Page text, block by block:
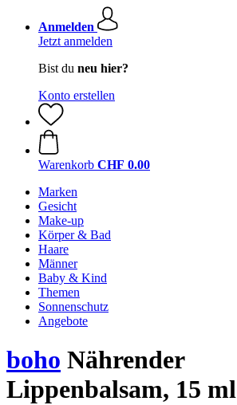
Anmelden
Jetzt anmelden
Bist du neu hier?
Konto erstellen
Warenkorb CHF 0.00
Marken
Gesicht
Make-up
Körper & Bad
Haare
Männer
Baby & Kind
Themen
Sonnenschutz
Angebote
boho Nährender
Lippenbalsam, 15 ml